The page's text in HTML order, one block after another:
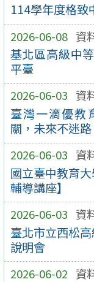
114學年度格致
2026-06-08 資
基北區高級中
平臺
2026-06-03 資
臺灣一滴優教
關，未來不迷路
2026-06-03 資
國立臺中教育
輔導講座】
2026-06-03 資
臺北市立西松
說明會
2026-06-02 資